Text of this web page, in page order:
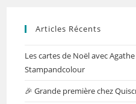
Articles Récents
Les cartes de Noël avec
Stampandcolour
🎉 Grande première chez